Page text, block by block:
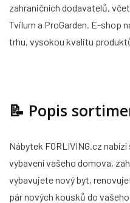
zahraničních dodavatelů,
Tvilum a ProGarden. E-shop
trhu, vysokou kvalitu
📝 Popis
Nábytek FORLIVING.cz
vybavení vašeho domova,
vybavujete nový byt,
pár nových kousků do